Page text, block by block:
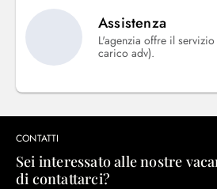
Assistenza
L'agenzia offre il
carico adv).
CONTATTI
Sei interessato alle nostre
di contattarci?